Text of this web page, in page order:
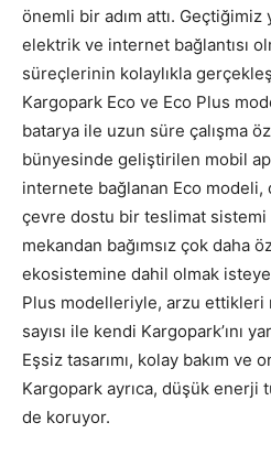
önemli bir adım attı. Geçtiğimiz
elektrik ve internet bağlantısı
süreçlerinin kolaylıkla
Kargopark Eco ve Eco Plus
batarya ile uzun süre çalışma
bünyesinde geliştirilen mobil
internete bağlanan Eco
çevre dostu bir teslimat sistemi
mekandan bağımsız çok daha
ekosistemine dahil olmak
Plus modelleriyle, arzu ettikleri
sayısı ile kendi Kargopark’ını
Eşsiz tasarımı, kolay bakım ve
Kargopark ayrıca, düşük
de koruyor.